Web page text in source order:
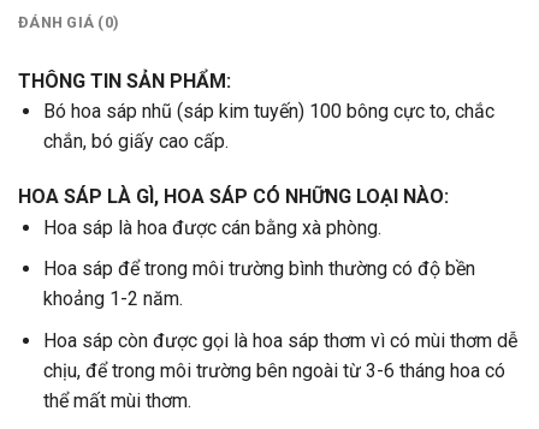
ĐÁNH GIÁ (0)
THÔNG TIN SẢN PHẨM:
Bó hoa sáp nhũ (sáp kim tuyến) 100 bông cực to, chắc
chắn, bó giấy cao cấp.
HOA SÁP LÀ GÌ, HOA SÁP CÓ NHỮNG LOẠI NÀO:
Hoa sáp là hoa được cán bằng xà phòng.
Hoa sáp để trong môi trường bình thường có độ bền
khoảng 1-2 năm.
Hoa sáp còn được gọi là hoa sáp thơm vì có mùi thơm dễ
chịu, để trong môi trường bên ngoài từ 3-6 tháng hoa có
thể mất mùi thơm.